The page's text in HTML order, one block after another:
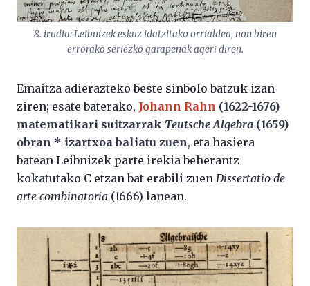
8. irudia: Leibnizek eskuz idatzitako orrialdea, non biren
errorako seriezko garapenak ageri diren.
Emaitza adierazteko beste sinbolo batzuk izan
ziren; esate baterako, Johann Rahn (1622-1676)
matematikari suitzarrak Teutsche Algebra (1659)
obran * izartxoa baliatu zuen, eta hasiera
batean Leibnizek parte irekia beherantz
kokatutako C etzan bat erabili zuen Dissertatio de
arte combinatoria (1666) lanean.